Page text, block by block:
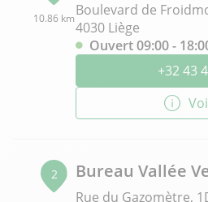
10.86 kmBoulevard de
4030 Liège
Ouvert 09:00 -
+32 43
2 Bureau Vallée
Rue du Gazomètre,